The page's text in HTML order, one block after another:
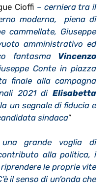
Cioffi – cerniera tra il
moderna, piena di
cammellate, Giuseppe
amministrativo ed
fantasma Vincenzo
Conte in piazza
finale alla campagna
2021 di Elisabetta
un segnale di fiducia e
sindaca”
grande voglia di
alla politica, i
le proprie vite
il senso di un’onda che